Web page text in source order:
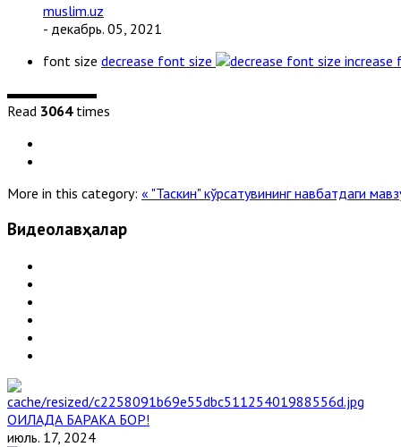
muslim.uz
- декабрь. 05, 2021
font size decrease font size increase
Read 3064times
More in this category: « "Таскин" кўрсатувининг навбатдаги
Видеолавҳалар
ОИЛАДА БАРАКА БОР!
июль. 17, 2024